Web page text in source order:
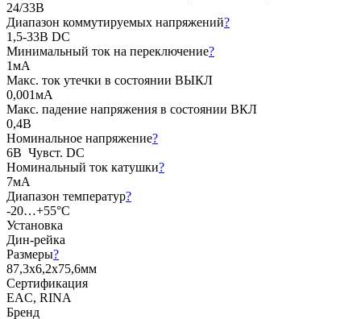
24/33В
Диапазон коммутируемых напряжений?
1,5-33В DC
Минимальный ток на переключение?
1мА
Макс. ток утечки в состоянии ВЫКЛ
0,001мА
Макс. падение напряжения в состоянии ВКЛ
0,4В
Номинальное напряжение?
6В Чувст. DC
Номинальный ток катушки?
7мА
Диапазон температур?
-20…+55°C
Установка
Дин-рейка
Размеры?
87,3x6,2x75,6мм
Сертификация
EAC, RINA
Бренд